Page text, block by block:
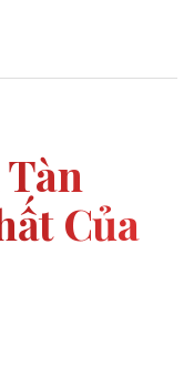
Của